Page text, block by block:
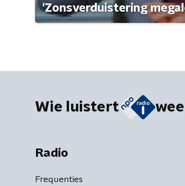
'Zonsverduistering
Wie luistert
Radio
Frequenties